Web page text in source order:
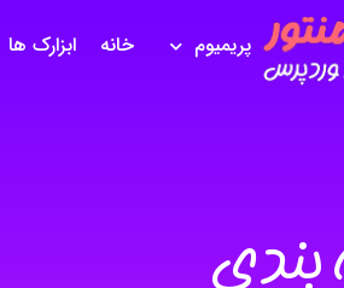
پریمیوم خانه ابزارک ها
بندی